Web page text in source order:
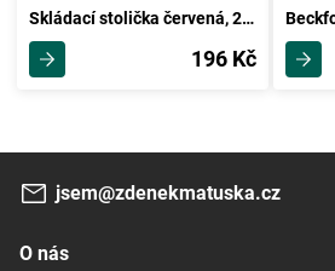
Skládací stolička červená, 29 x 22 cm
196 Kč
jsem@zdenekmatuska.cz
O nás